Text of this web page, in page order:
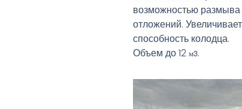
возможностью
отложений.
способность колодца.
Объем до 12 м3.